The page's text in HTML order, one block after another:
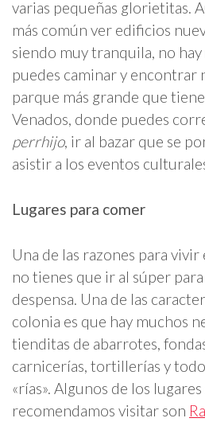
varias pequeñas glorietitas.
más común ver edificios
siendo muy tranquila, no
puedes caminar y encontrar
parque más grande que
Venados, donde puedes
perrhijo, ir al bazar que se
asistir a los eventos
Lugares para comer
Una de las razones para vivir
no tienes que ir al súper
despensa. Una de las
colonia es que hay muchos
tienditas de abarrotes,
carnicerías, tortillerías y
«rías». Algunos de los
recomendamos visitar son